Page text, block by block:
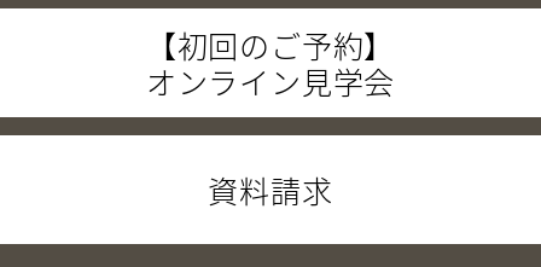
【初回のご予約】
オンライン見学会
資料請求